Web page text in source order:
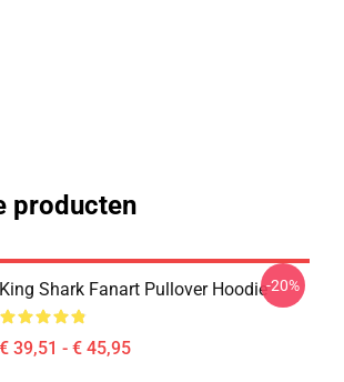
producten
King Shark Fanart Pullover Hoodie
€ 39,51 - € 45,95
-20%